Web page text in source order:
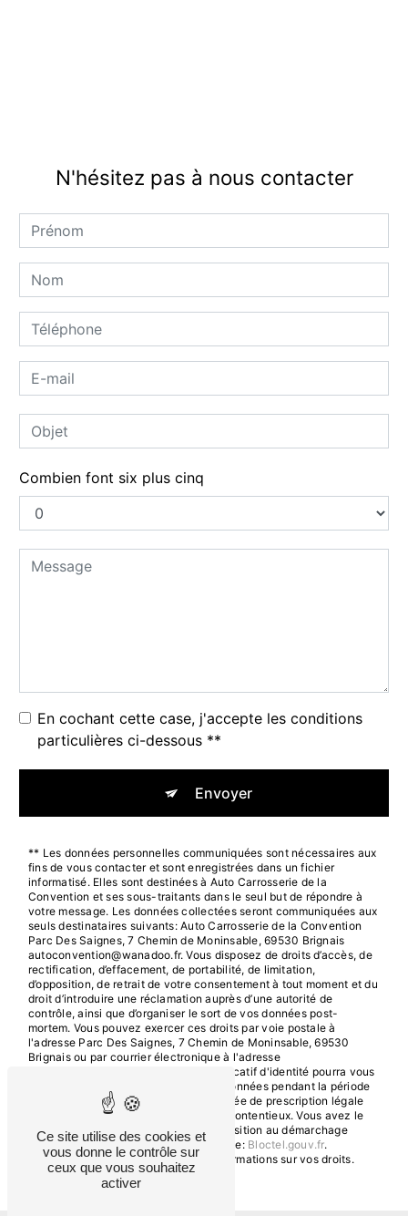
N'hésitez pas à nous contacter
Combien font six plus cinq
En cochant cette case, j'accepte les conditions
particulières ci-dessous **
Envoyer
** Les données personnelles communiquées sont nécessaires aux
fins de vous contacter et sont enregistrées dans un fichier
informatisé. Elles sont destinées à Auto Carrosserie de la
Convention et ses sous-traitants dans le seul but de répondre à
votre message. Les données collectées seront communiquées aux
seuls destinataires suivants: Auto Carrosserie de la Convention
Parc Des Saignes, 7 Chemin de Moninsable, 69530 Brignais
autoconvention@wanadoo.fr. Vous disposez de droits d’accès, de
rectification, d’effacement, de portabilité, de limitation,
d’opposition, de retrait de votre consentement à tout moment et du
droit d’introduire une réclamation auprès d’une autorité de
contrôle, ainsi que d’organiser le sort de vos données post-
mortem. Vous pouvez exercer ces droits par voie postale à
l'adresse Parc Des Saignes, 7 Chemin de Moninsable, 69530
Brignais ou par courrier électronique à l'adresse
autoconvention@wanadoo.fr. Un justificatif d'identité pourra vous
être demandé. Nous conservons vos données pendant la période
de prise de contact puis pendant la durée de prescription légale
aux fins probatoires et de gestion des contentieux. Vous avez le
droit de vous inscrire sur la liste d'opposition au démarchage
téléphonique, disponible à cette adresse: Bloctel.gouv.fr.
Consultez le site cnil.fr pour plus d’informations sur vos droits.
Ce site utilise des cookies et
vous donne le contrôle sur
ceux que vous souhaitez
activer